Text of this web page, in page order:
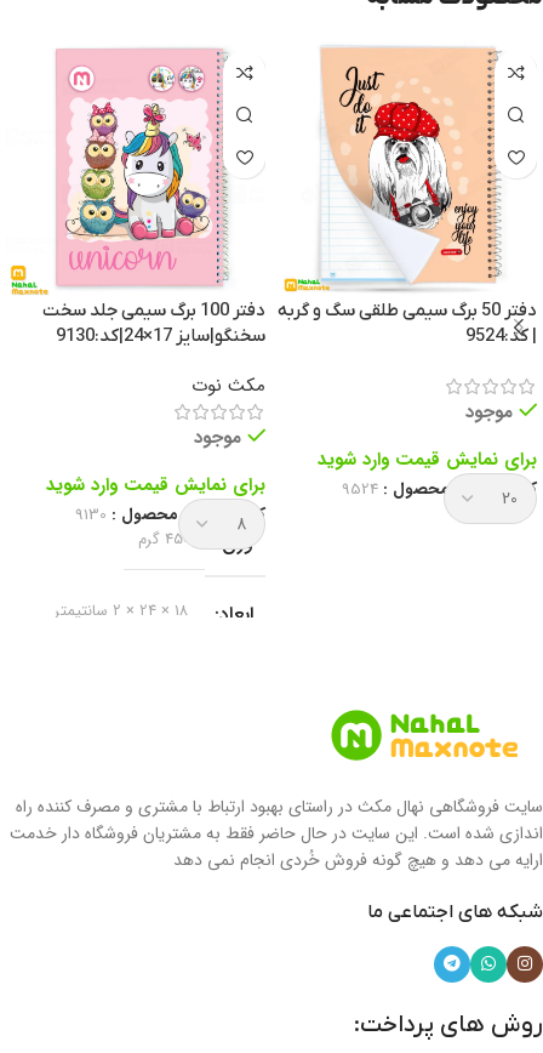
دفتر 50 برگ سیمی طلقی سگ و گربه
| کد:9524
موجود
برای نمایش قیمت وارد شوید
کد انحصاری محصول : 9524
دفتر 100 برگ سیمی جلد سخت
سخنگو|سایز 17×24|کد:9130
مکث نوت
موجود
برای نمایش قیمت وارد شوید
کد انحصاری محصول : 9130
وزن 450 گرم
ابعاد 18 × 24 × 2 سانتیمتر
نوع جلد جلد سخت
سایت فروشگاهی نهال مکث در راستای بهبود ارتباط با مشتری و مصرف کننده راه
اندازی شده است. این سایت در حال حاضر فقط به مشتریان فروشگاه دار خدمت
ارایه می دهد و هیچ گونه فروش خُردی انجام نمی دهد
شبکه های اجتماعی ما
روش های پرداخت: